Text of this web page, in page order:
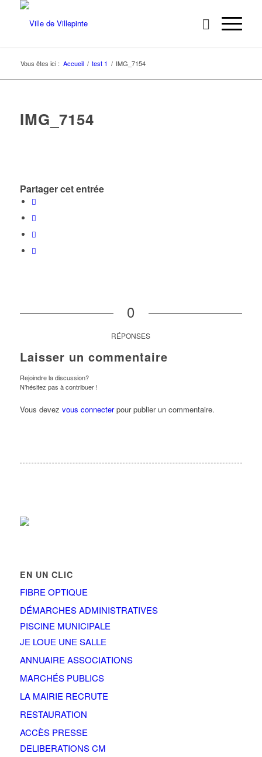
Vous êtes ici : Accueil / test 1 / IMG_7154
IMG_7154
Partager cet entrée
0
RÉPONSES
Laisser un commentaire
Rejoindre la discussion?
N’hésitez pas à contribuer !
Vous devez vous connecterpour publier un commentaire.
EN UN CLIC
FIBRE OPTIQUE
DÉMARCHES ADMINISTRATIVES
PISCINE MUNICIPALE
JE LOUE UNE SALLE
ANNUAIRE ASSOCIATIONS
MARCHÉS PUBLICS
LA MAIRIE RECRUTE
RESTAURATION
ACCÈS PRESSE
DELIBERATIONS CM